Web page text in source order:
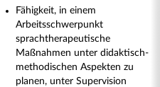
Fähigkeit, in einem
Arbeitsschwerpunkt
sprachtherapeutische
Maßnahmen unter didaktisch-
methodischen Aspekten zu
planen, unter Supervision